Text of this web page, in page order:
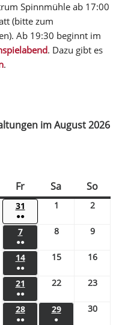
Spinnmühle ab 17:00
(bitte zum
Ab 19:30 beginnt im
. Dazu gibt es
.
im August 2026
Fr Sa So
31
●●
1 2
7
●●
8 9
14
●●
15 16
21
●●
22 23
28
●●
29
●
30